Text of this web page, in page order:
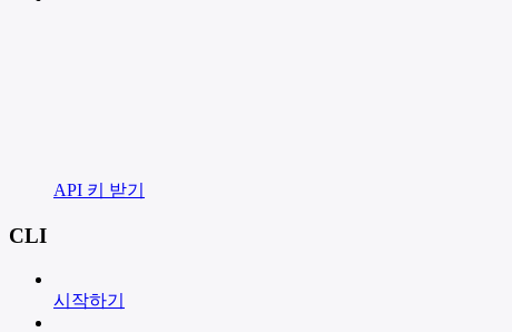
API 키 받기
CLI
시작하기